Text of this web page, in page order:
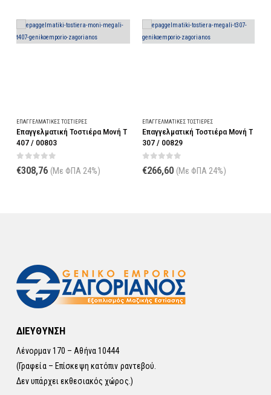
ΕΠΑΓΓΕΛΜΑΤΙΚΈΣ ΤΟΣΤΙΈΡΕΣ
Επαγγελματική Τοστιέρα Μονή T
307 / 00829
0out of 5
€266,60 (Με ΦΠΑ 24%)
ΕΠΑΓΓΕΛΜΑΤΙΚΈΣ ΤΟΣΤΙΈΡΕΣ
Επαγγελματική Τοστιέρα Διπλή
Μεγάλη Τ 306 / 00827
0out of 5
€436,48 (Με ΦΠΑ 24%)
ΔΙΕΥΘΥΝΣΗ
Λένορμαν 170 – Αθήνα 10444
(Γραφεία – Επίσκεψη κατόπιν ραντεβού.
Δεν υπάρχει εκθεσιακός χώρος.)